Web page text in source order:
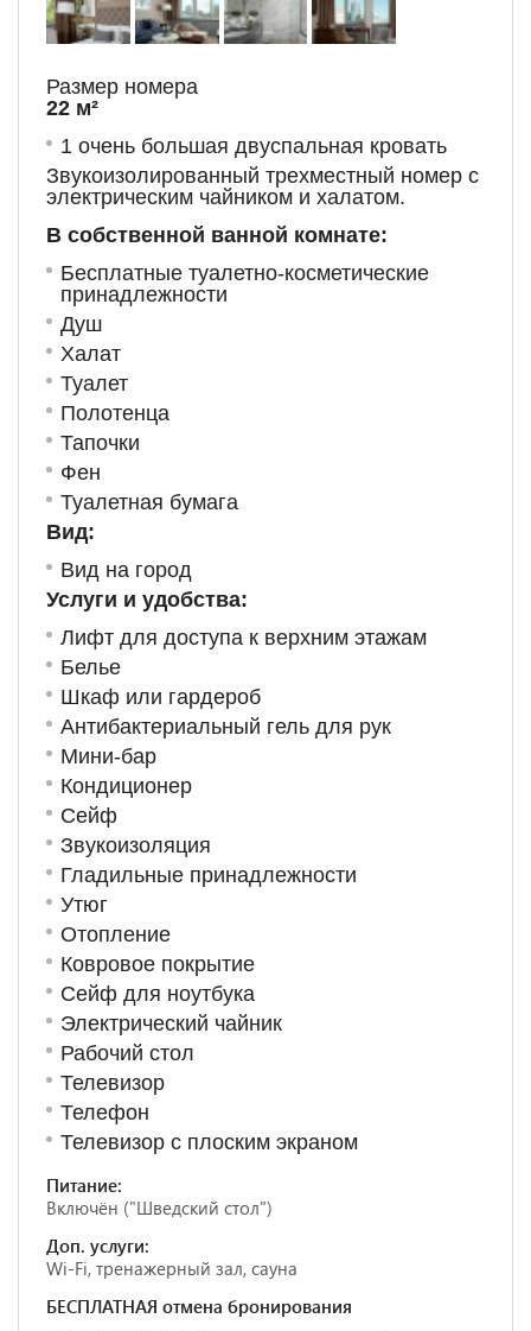
Размер номера
22 м²
1 очень большая двуспальная кровать
Звукоизолированный трехместный номер с
электрическим чайником и халатом.
В собственной ванной комнате:
Бесплатные туалетно-косметические
принадлежности
Душ
Халат
Туалет
Полотенца
Тапочки
Фен
Туалетная бумага
Вид:
Вид на город
Услуги и удобства: ​
Лифт для доступа к верхним этажам
Белье
Шкаф или гардероб
Антибактериальный гель для рук
Мини-бар
Кондиционер
Сейф
Звукоизоляция
Гладильные принадлежности
Утюг
Отопление
Ковровое покрытие
Сейф для ноутбука
Электрический чайник
Рабочий стол
Телевизор
Телефон
Телевизор с плоским экраном
Питание:
Включён ("Шведский стол")
Доп. услуги:
Wi-Fi, тренажерный зал, сауна
БЕСПЛАТНАЯ отмена бронирования